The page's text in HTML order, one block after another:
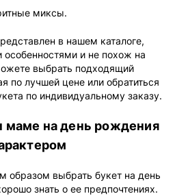
миксы.
в нашем каталоге,
и не похож на
выбрать подходящий
по лучшей цене или обратиться
по индивидуальному заказу.
маме на день рождения
образом выбрать букет на день
знать о ее предпочтениях.